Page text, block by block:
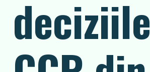
deciziile